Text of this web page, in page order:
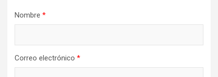
Nombre *
Correo electrónico *